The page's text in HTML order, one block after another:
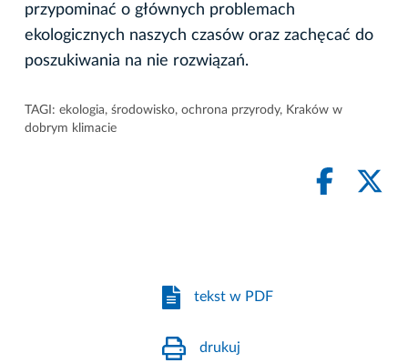
przypominać o głównych problemach
ekologicznych naszych czasów oraz zachęcać do
poszukiwania na nie rozwiązań.
TAGI: ekologia, środowisko, ochrona przyrody, Kraków w
dobrym klimacie
tekst w PDF
drukuj